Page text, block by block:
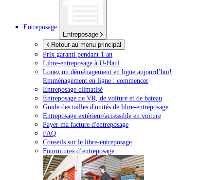
Entreposage
Entreposage
Retour au menu principal
Prix garanti pendant 1 an
Libre-entreposage à U-Haul
Louez un déménagement en ligne aujourd’hui!
Emménagement en ligne : commencer
Entreposage climatisé
Entreposage de VR, de voiture et de bateau
Guide des tailles d'unités de libre-entreposage
Entreposage extérieur/accessible en voiture
Payer ma facture d'entreposage
FAQ
Conseils sur le libre-entreposage
Fournitures d’entreposage